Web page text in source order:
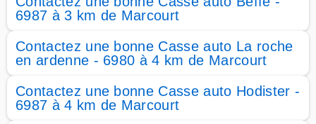
6987 à 3 km de Marcourt
Contactez une bonne Casse auto La roche
en ardenne - 6980 à 4 km de Marcourt
Contactez une bonne Casse auto Hodister -
6987 à 4 km de Marcourt